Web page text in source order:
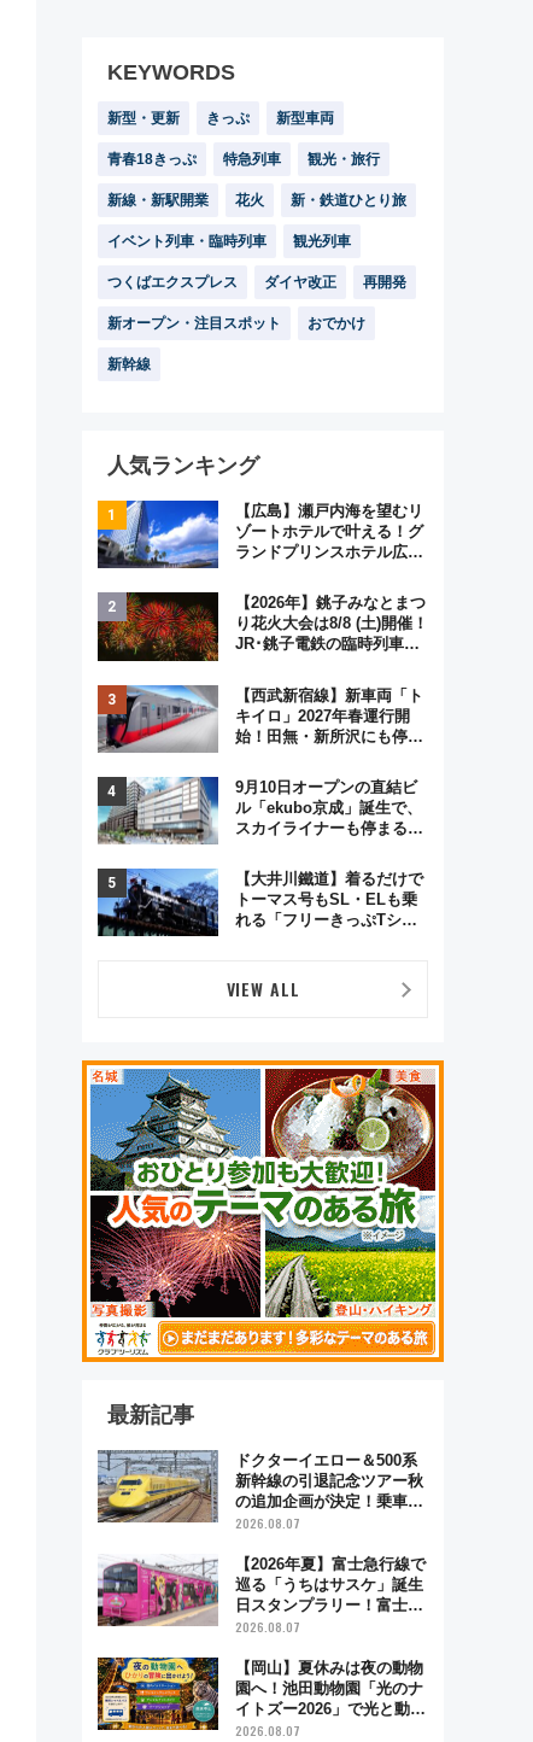
KEYWORDS
新型・更新 きっぷ 新型車両
青春18きっぷ 特急列車 観光・旅行
新線・新駅開業 花火 新・鉄道ひとり旅
イベント列車・臨時列車 観光列車
つくばエクスプレス ダイヤ改正 再開発
新オープン・注目スポット おでかけ
新幹線
人気ランキング
【広島】瀬戸内海を望むリ
ゾートホテルで叶える！グ
ランドプリンスホテル広島
ジュアルパーティープラン
【2026年】銚子みなとまつ
り花火大会は8/8 (土)開催！
JR･銚子電鉄の臨時列車や
く8,000発の大迫力＆屋台
を満喫
【西武新宿線】新車両「ト
キイロ」2027年春運行開
始！田無・新所沢にも停
弾」も
9月10日オープンの直結ビ
ル「ekubo京成」誕生で、
スカイライナーも停まる巨
変わる？ 全テナント情報も
公開！
【大井川鐵道】着るだけで
トーマス号もSL・ELも乗
れる「フリーきっぷTシャ
VIEW ALL
最新記事
ドクターイエロー＆500系
新幹線の引退記念ツアー秋
の追加企画が決定！乗車体
験やグッズ・ホテル情報ま
2026.08.07
【2026年夏】富士急行線で
巡る「うちはサスケ」誕生
日スタンプラリー！富士急
ハイランド限定グルメ＆グ
2026.08.07
【岡山】夏休みは夜の動物
園へ！池田動物園「光のナ
イトズー2026」で光と動物
が彩る特別な夜
2026.08.07